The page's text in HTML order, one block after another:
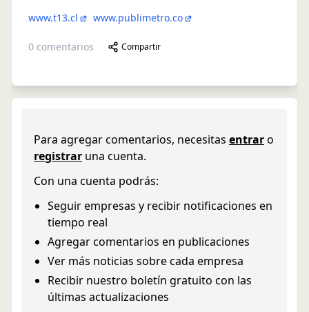
www.t13.cl
www.publimetro.co
0 comentarios Compartir
Para agregar comentarios, necesitas entraro
registrar una cuenta.
Con una cuenta podrás:
Seguir empresas y recibir notificaciones en
tiempo real
Agregar comentarios en publicaciones
Ver más noticias sobre cada empresa
Recibir nuestro boletín gratuito con las
últimas actualizaciones